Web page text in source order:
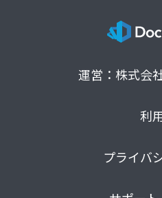
運営：株式会
利
プライバ